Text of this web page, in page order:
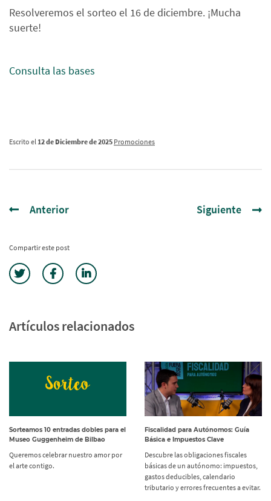
Resolveremos el sorteo el 16 de diciembre. ¡Mucha
suerte!
Consulta las bases
Escrito el12 de Diciembre de 2025 Promociones
Anterior Siguiente
Compartir este post
Artículos relacionados
Sorteamos 10 entradas dobles para el
Museo Guggenheim de Bilbao
Queremos celebrar nuestro amor por
el arte contigo.
Fiscalidad para Autónomos: Guía
Básica e Impuestos Clave
Descubre las obligaciones fiscales
básicas de un autónomo: impuestos,
gastos deducibles, calendario
tributario y errores frecuentes a evitar.